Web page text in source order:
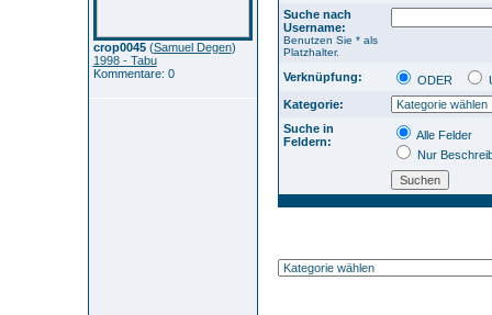
crop0045(Samuel Degen)
1998 - Tabu
Kommentare: 0
Suche nach
Username:
Benutzen Sie * als
Platzhalter.
Verknüpfung: ODER
Kategorie:
Suche in
Feldern:
Alle Felder
Nur